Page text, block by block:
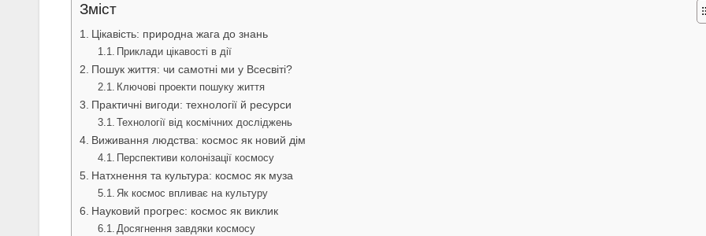
Зміст
Цікавість: природна жага до знань
Приклади цікавості в дії
Пошук життя: чи самотні ми у Всесвіті?
Ключові проекти пошуку життя
Практичні вигоди: технології й ресурси
Технології від космічних досліджень
Виживання людства: космос як новий дім
Перспективи колонізації космосу
Натхнення та культура: космос як муза
Як космос впливає на культуру
Науковий прогрес: космос як виклик
Досягнення завдяки космосу